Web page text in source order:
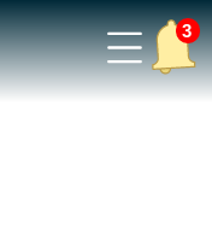
3